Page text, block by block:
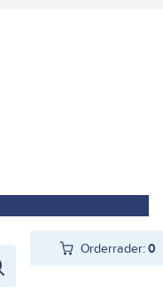
Orderrader:0